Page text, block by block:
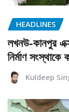
HEADLINES
লখনউ-কানপুর
নির্মাণ সংস্থাকে
Kuldeep